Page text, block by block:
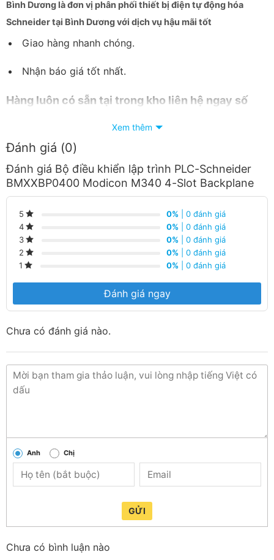
Bình Dươnglà đơn vị phân phối thiết bị điện tự động hóa
Schneider tại Bình Dương với dịch vụ hậu mãi tốt
Giao hàng nhanh chóng.
Nhận báo giá tốt nhất.
Hàng luôn có sẵn tại trong kho liên hệ ngay số
từng loại sản phẩm và công xuất
Xem thêm
Đánh giá (0)
Đánh giá Bộ điều khiển lập trình PLC-Schneider
BMXXBP0400 Modicon M340 4-Slot Backplane
5 0% | 0 đánh giá
4
0% | 0 đánh giá
3
0% | 0 đánh giá
2
0% | 0 đánh giá
1
0% | 0 đánh giá
Đánh giá ngay
Chưa có đánh giá nào.
Anh Chị
GỬI
Chưa có bình luận nào